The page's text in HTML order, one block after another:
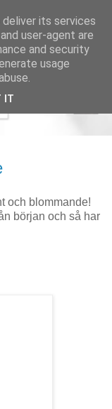
och blommande!
början och så har
its services
user-agent are
and security
usage
IT